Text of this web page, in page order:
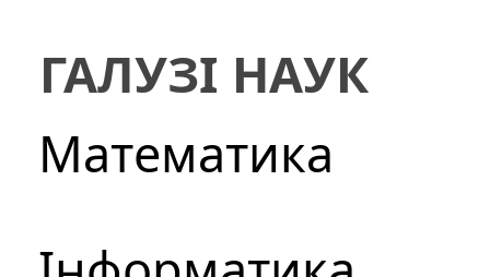
ГАЛУЗІ НАУК
Математика